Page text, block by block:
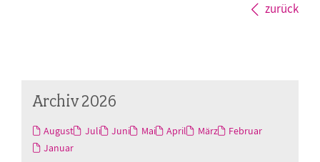
zurück
Archiv 2026
August Juli Juni Mai April März
Februar
Januar